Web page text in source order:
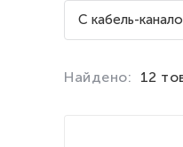
С кабель-
Найдено: 12